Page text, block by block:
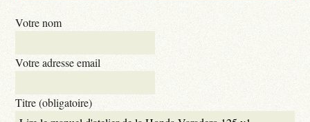
Votre nom
Votre adresse email
Titre (obligatoire)